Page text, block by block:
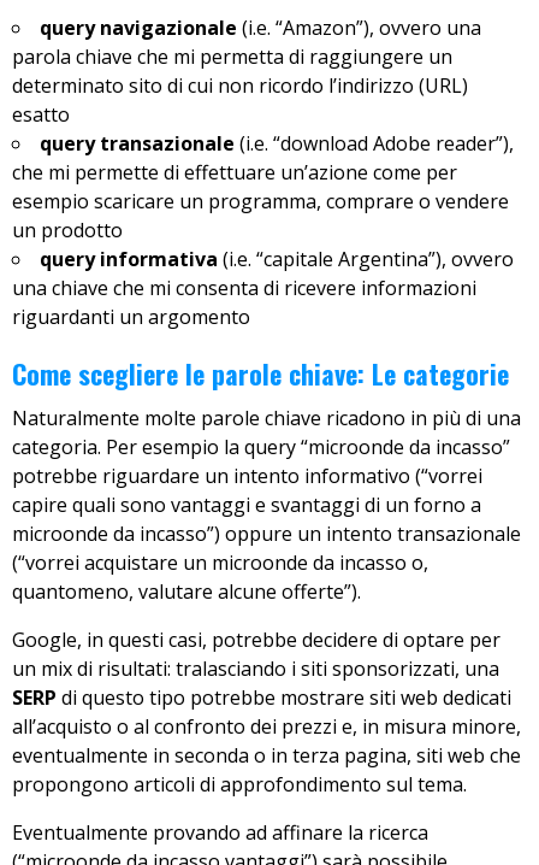
query navigazionale (i.e. “Amazon”), ovvero una
parola chiave che mi permetta di raggiungere un
determinato sito di cui non ricordo l’indirizzo (URL)
esatto
query transazionale (i.e. “download Adobe reader”),
che mi permette di effettuare un’azione come per
esempio scaricare un programma, comprare o vendere
un prodotto
query informativa (i.e. “capitale Argentina”), ovvero
una chiave che mi consenta di ricevere informazioni
riguardanti un argomento
Come scegliere le parole chiave: Le categorie
Naturalmente molte parole chiave ricadono in più di una
categoria. Per esempio la query “microonde da incasso”
potrebbe riguardare un intento informativo (“vorrei
capire quali sono vantaggi e svantaggi di un forno a
microonde da incasso”) oppure un intento transazionale
(“vorrei acquistare un microonde da incasso o,
quantomeno, valutare alcune offerte”).
Google, in questi casi, potrebbe decidere di optare per
un mix di risultati: tralasciando i siti sponsorizzati, una
SERP di questo tipo potrebbe mostrare siti web dedicati
all’acquisto o al confronto dei prezzi e, in misura minore,
eventualmente in seconda o in terza pagina, siti web che
propongono articoli di approfondimento sul tema.
Eventualmente provando ad affinare la ricerca